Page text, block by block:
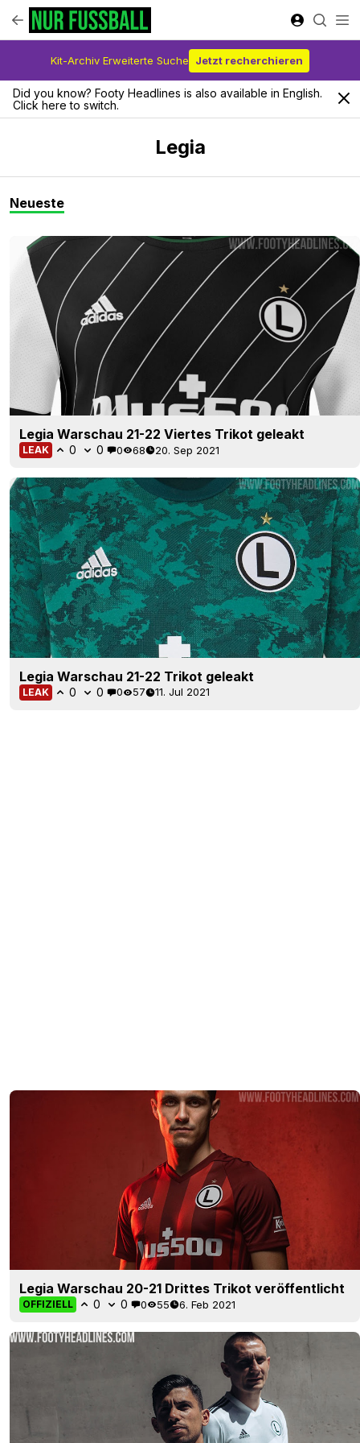
Kit-Archiv Erweiterte Suche Jetzt recherchieren
Did you know? Footy Headlines is also available in English.
Click here to switch.
Legia
Neueste
Legia Warschau 21-22 Viertes Trikot geleakt
LEAK 0 0 0 68 20. Sep 2021
Legia Warschau 21-22 Trikot geleakt
LEAK 0 0 0 57 11. Jul 2021
Legia Warschau 20-21 Drittes Trikot veröffentlicht
OFFIZIELL 0 0 0 55 6. Feb 2021